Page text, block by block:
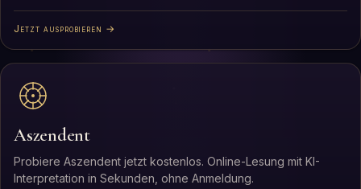
Jetzt ausprobieren →
Aszendent
Probiere Aszendent jetzt kostenlos. Online-Lesung mit KI-
Interpretation in Sekunden, ohne Anmeldung.